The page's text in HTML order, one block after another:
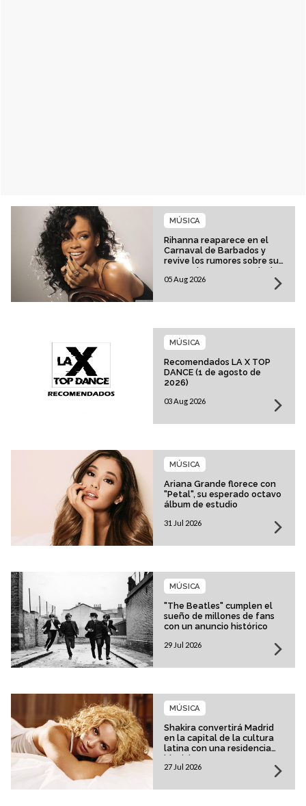
Rihanna reaparece en el
Carnaval de Barbados y
revive los rumores sobre su
esperado regreso musical
MÚSICA
05 Aug 2026
Recomendados LA X TOP
DANCE (1 de agosto de
2026)
MÚSICA
03 Aug 2026
Ariana Grande florece con
"Petal", su esperado octavo
álbum de estudio
MÚSICA
31 Jul 2026
"The Beatles" cumplen el
sueño de millones de fans
con un anuncio histórico
MÚSICA
29 Jul 2026
Shakira convertirá Madrid
en la capital de la cultura
latina con una residencia
histórica
MÚSICA
27 Jul 2026